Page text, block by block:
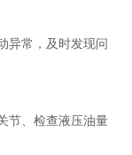
异常，及时发现问
节、检查液压油量